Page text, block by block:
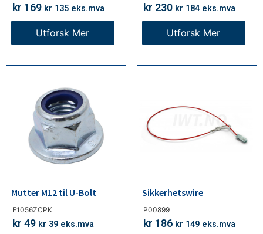
kr 169 kr 135 eks.mva
Utforsk Mer
kr 230 kr 184 eks.mva
Utforsk Mer
F1056ZCPK
Mutter M12 til U-Bolt
kr 49 kr 39 eks.mva
P00899
Sikkerhetswire
kr 186 kr 149 eks.mva